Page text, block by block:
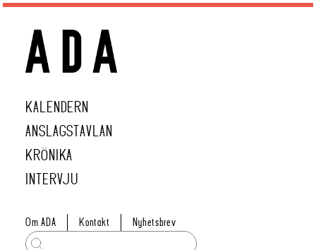
KALENDERN
ANSLAGSTAVLAN
KRÖNIKA
INTERVJU
Om ADA Kontakt Nyhetsbrev